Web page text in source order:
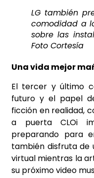
LG también
comodidad a
sobre las
Foto Cortesía
Una vida mejor
El tercer y último
futuro y el papel
ficción en realidad,
a puerta CLOi
preparando para
también disfruta de
virtual mientras la
su próximo video